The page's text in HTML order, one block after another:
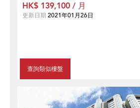
查詢類似樓盤
HK$ 139,100 / 月
更新日期 2021年01月26日